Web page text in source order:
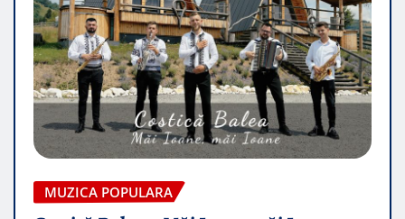
MUZICA POPULARA